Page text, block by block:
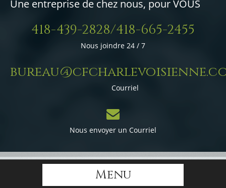
Une entreprise de chez nous, pour VOUS
418-439-2828/418-665-2455
Nous joindre 24 / 7
Courriel
Nous envoyer un Courriel
Menu